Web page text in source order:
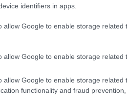
identifiers in apps.
allow Google to enable storage related
allow Google to enable storage related
allow Google to enable storage related
functionality and fraud
Kennedy, έχει «ντυθεί»
ξαπλώστρες, μαξιλάρια,
έχουν επανασχεδιαστεί με
δεσπόζει το